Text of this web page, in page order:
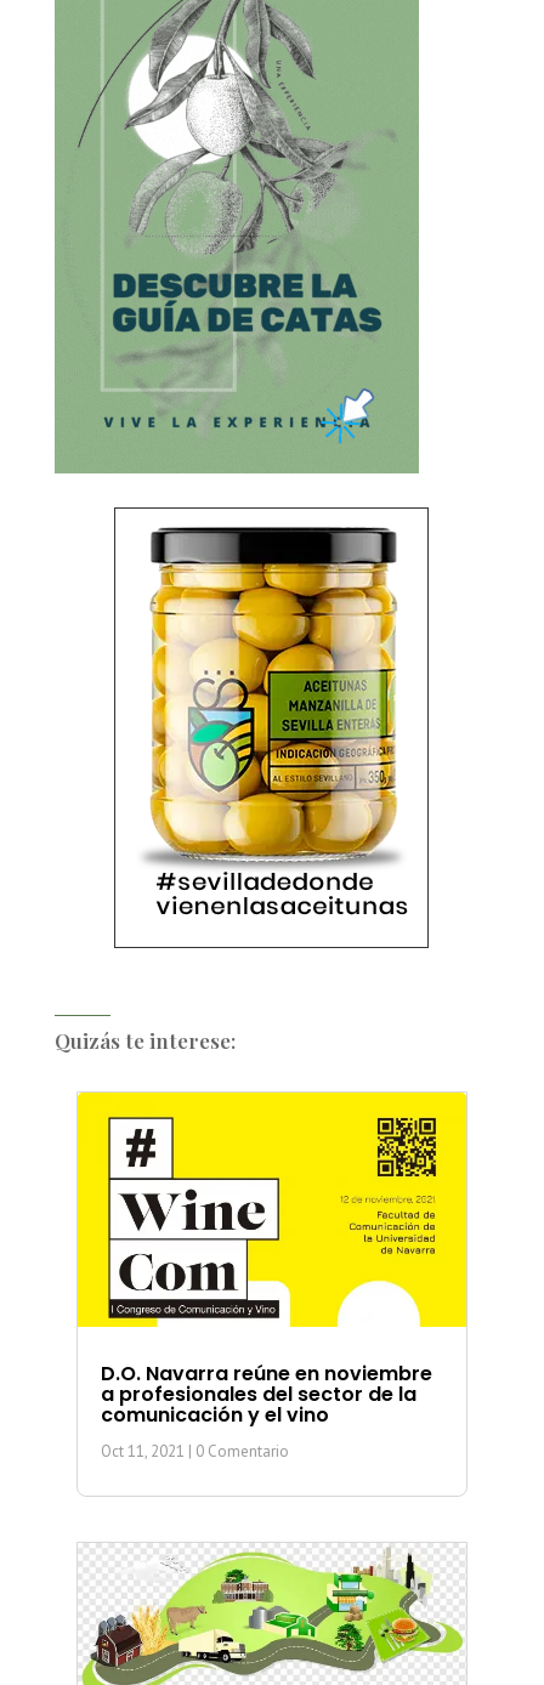
Quizás te interese:
D.O. Navarra reúne en noviembre
a profesionales del sector de la
comunicación y el vino
Oct 11, 2021 | 0 Comentario